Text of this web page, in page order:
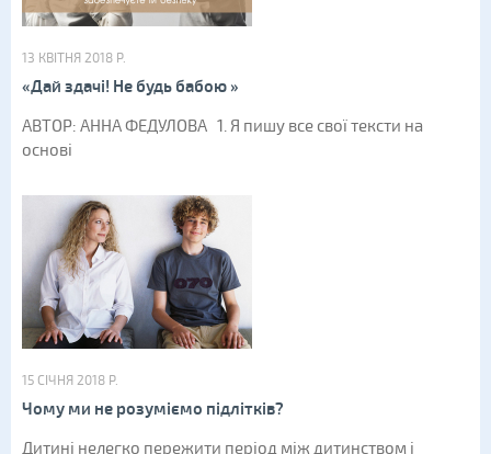
13 КВІТНЯ 2018 Р.
«Дай здачі! Не будь бабою »
АВТОР: АННА ФЕДУЛОВА 1. Я пишу все свої тексти на
основі
15 СІЧНЯ 2018 Р.
Чому ми не розуміємо підлітків?
Дитині нелегко пережити період між дитинством і